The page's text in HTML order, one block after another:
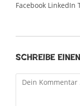
Facebook LinkedIn
Schreibe